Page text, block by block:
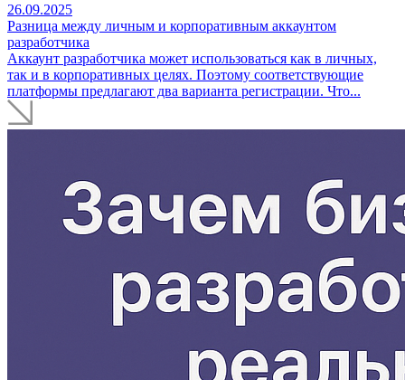
26.09.2025
Разница между личным и корпоративным аккаунтом
разработчика
Аккаунт разработчика может использоваться как в личных,
так и в корпоративных целях. Поэтому соответствующие
платформы предлагают два варианта регистрации. Что...